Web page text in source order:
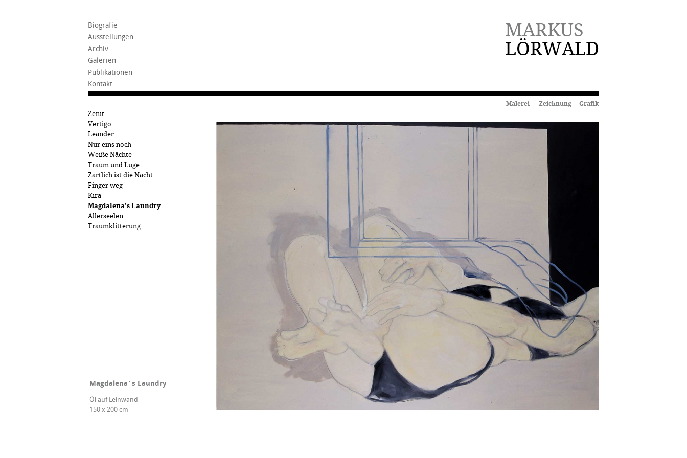
MARKUS
LÖRWALD
Biografie
Ausstellungen
Archiv
Galerien
Publikationen
Kontakt
Malerei Zeichnung Grafik
Zenit
Vertigo
Leander
Nur eins noch
Weiße Nächte
Traum und Lüge
Zärtlich ist die Nacht
Finger weg
Kira
Magdalena’s Laundry
Allerseelen
Traumklitterung
Magdalena´s Laundry
Öl auf Leinwand
150 x 200 cm